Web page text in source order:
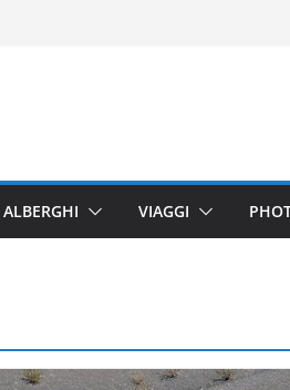
ALBERGHI VIAGGI